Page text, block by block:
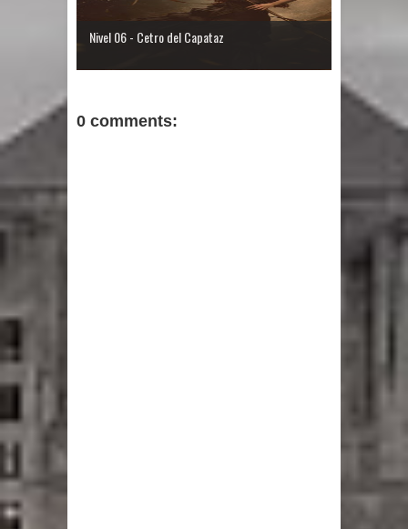
Nivel 06 - Cetro del Capataz
0 comments: